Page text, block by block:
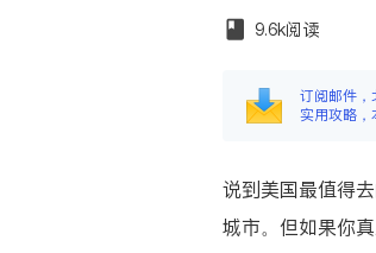
9.6k阅读
订阅邮件，
实用攻略，
说到美国最值得
城市。但如果你